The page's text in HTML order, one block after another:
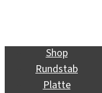
Shop
Rundstab
Platte